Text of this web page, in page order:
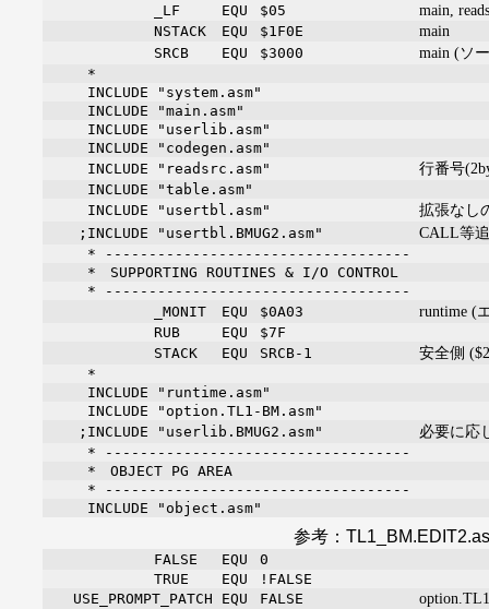
_LF EQU $05 main,
NSTACK EQU $1F0E main
SRCB EQU $3000 main (ソ
*
INCLUDE "system.asm"
INCLUDE "main.asm"
INCLUDE "userlib.asm"
INCLUDE "codegen.asm"
INCLUDE "readsrc.asm"
行番号
INCLUDE "table.asm"
INCLUDE "usertbl.asm"
拡張なし
;INCLUDE "usertbl.BMUG2.asm" CALL等
* -----------------------------------
* SUPPORTING ROUTINES & I/O CONTROL
* -----------------------------------
_MONIT
EQU $0A03 runtime (
RUB EQU
$7F
STACK
EQU SRCB-1 安全側
*
INCLUDE "runtime.asm"
INCLUDE "option.TL1-BM.asm"
;INCLUDE "userlib.BMUG2.asm"
必要に応
* -----------------------------------
* OBJECT PG AREA
* -----------------------------------
INCLUDE "object.asm"
参考：
FALSE EQU
0
TRUE
EQU
!FALSE
USE_PROMPT_PATCH
EQU FALSE